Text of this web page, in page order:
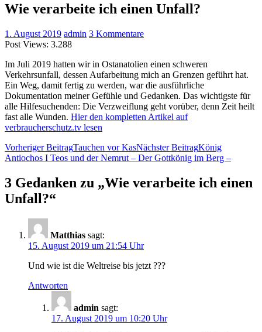
Wie verarbeite ich einen Unfall?
1. August 2019 admin 3 Kommentare
Post Views: 3.288
Im Juli 2019 hatten wir in Ostanatolien einen schweren
Verkehrsunfall, dessen Aufarbeitung mich an Grenzen geführt hat.
Ein Weg, damit fertig zu werden, war die ausführliche
Dokumentation meiner Gefühle und Gedanken. Das wichtigste für
alle Hilfesuchenden: Die Verzweiflung geht vorüber, denn Zeit heilt
fast alle Wunden. Hier den kompletten Artikel auf
verbraucherschutz.tv lesen
Beitrags-
Navigation
Vorheriger BeitragTauchen vor KasNächster BeitragKönig
Antiochos I Teos und der Nemrut – Der Gottkönig im Berg –
3 Gedanken zu „Wie verarbeite ich einen
Unfall?“
Matthias sagt:
15. August 2019 um 21:54 Uhr
Und wie ist die Weltreise bis jetzt ???
Antworten
admin sagt:
17. August 2019 um 10:20 Uhr